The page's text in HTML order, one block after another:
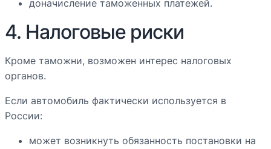
доначисление таможенных платежей.
4. Налоговые риски
Кроме таможни, возможен интерес налоговых
органов.
Если автомобиль фактически используется в
России:
может возникнуть обязанность постановки на